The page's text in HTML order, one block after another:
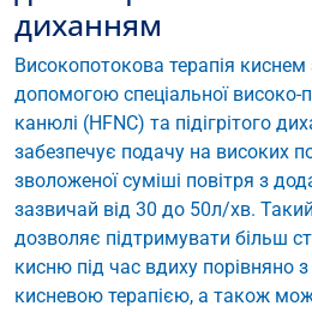
диханням
Високопотокова терапія киснем
допомогою спеціальної високо-
канюлі (HFNC) та підігрітого
забезпечує подачу на високих
зволоженої суміші повітря з
зазвичай від 30 до 50л/хв.
дозволяє підтримувати більш
кисню під час вдиху порівняно
кисневою терапією, а також